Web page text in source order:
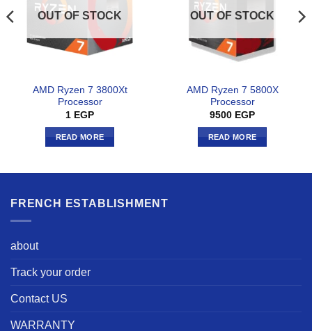
OUT OF STOCK
AMD Ryzen 7 3800Xt
Processor
1 EGP
READ MORE
OUT OF STOCK
AMD Ryzen 7 5800X
Processor
9500 EGP
READ MORE
FRENCH ESTABLISHMENT
about
Track your order
Contact US
WARRANTY